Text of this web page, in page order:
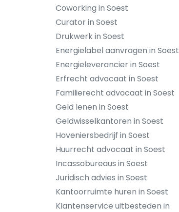
Coworking in Soest
Curator in Soest
Drukwerk in Soest
Energielabel aanvragen in Soest
Energieleverancier in Soest
Erfrecht advocaat in Soest
Familierecht advocaat in Soest
Geld lenen in Soest
Geldwisselkantoren in Soest
Hoveniersbedrijf in Soest
Huurrecht advocaat in Soest
Incassobureaus in Soest
Juridisch advies in Soest
Kantoorruimte huren in Soest
Klantenservice uitbesteden in